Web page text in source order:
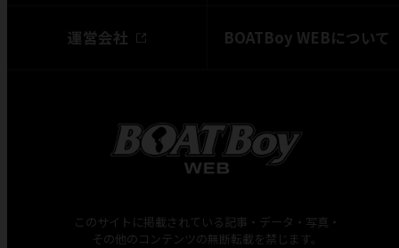
運営会社 BOATBoy WEBについて
このサイトに掲載されている記事・データ・写真・
その他のコンテンツの無断転載を禁じます。